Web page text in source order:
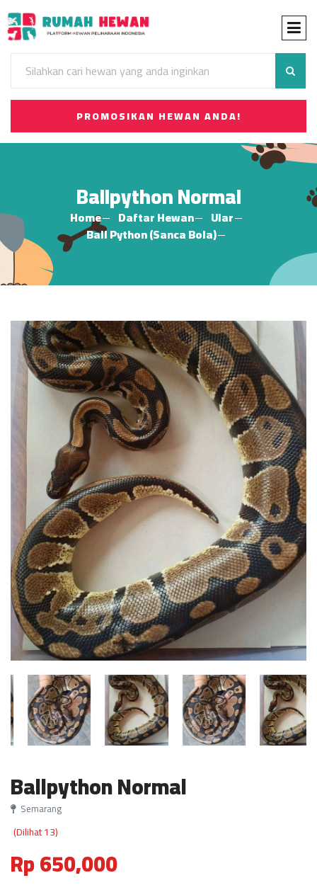
PROMOSIKAN HEWAN ANDA!
Ballpython Normal
Home Daftar Hewan
Ular
Ball Python (Sanca Bola)
Ballpython Normal
Semarang
(Dilihat 13)
Rp 650,000